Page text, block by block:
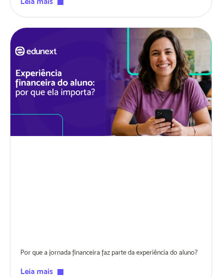
Por que a jornada financeira faz parte da experiência do aluno?
Leia mais